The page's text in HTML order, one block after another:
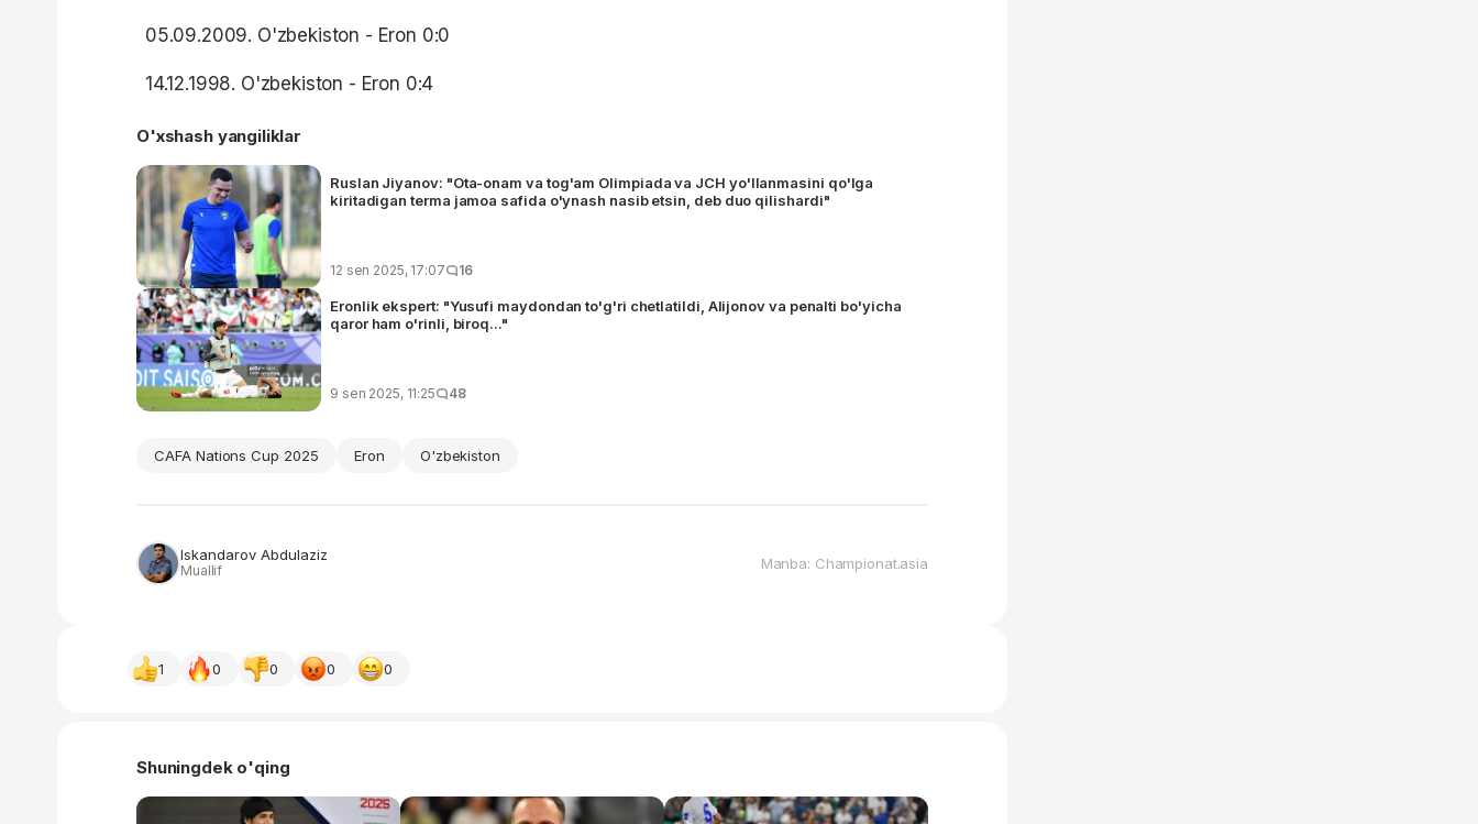
05.09.2009. O'zbekiston - Eron 0:0
14.12.1998. O'zbekiston - Eron 0:4
O'xshash yangiliklar
Ruslan Jiyanov: "Ota-onam va tog'am Olimpiada va JCH yo'llanmasini qo'lga
kiritadigan terma jamoa safida o'ynash nasib etsin, deb duo qilishardi"
12 sen 2025, 17:07 16
Eronlik ekspert: "Yusufi maydondan to'g'ri chetlatildi, Alijonov va penalti bo'yicha
qaror ham o'rinli, biroq..."
9 sen 2025, 11:25 48
CAFA Nations Cup 2025 Eron O'zbekiston
Iskandarov Abdulaziz
Muallif Manba: Championat.asia
1 0 0 0 0
Shuningdek o'qing